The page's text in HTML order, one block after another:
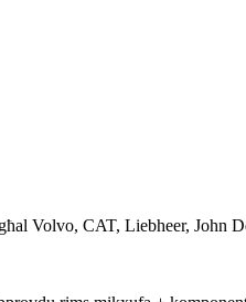
Volvo, CAT, Liebheer, John